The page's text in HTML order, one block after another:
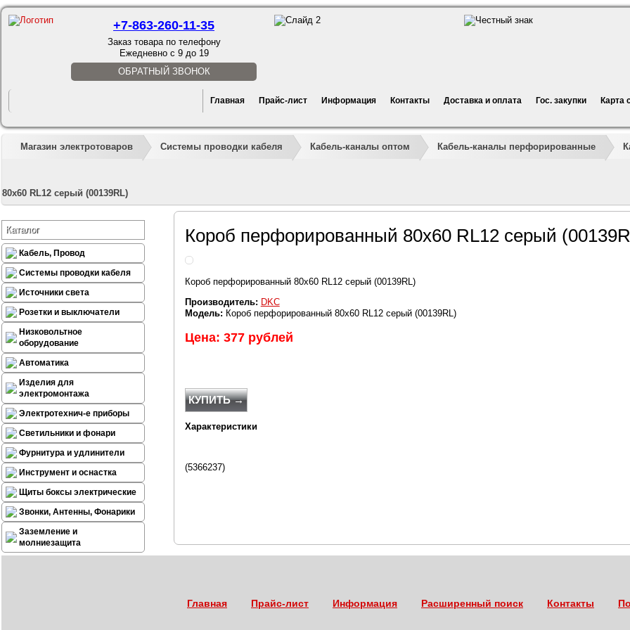
+7-863-260-11-35
Заказ товара по телефону
Ежедневно с 9 до 19
ОБРАТНЫЙ ЗВОНОК
Главная Прайс-лист Информация Контакты Доставка и оплата Гос. закупки Карта
Магазин электротоваров Системы проводки кабеля Кабель-каналы оптом Кабель-каналы перфорированные
80x60 RL12 серый (00139RL)
Каталог
Кабель, Провод
Системы проводки кабеля
Источники света
Розетки и выключатели
Низковольтное
оборудование
Автоматика
Изделия для
электромонтажа
Электротехнич-е приборы
Светильники и фонари
Фурнитура и удлинители
Инструмент и оснастка
Щиты боксы электрические
Звонки, Антенны, Фонарики
Заземление и
молниезащита
Короб перфорированный 80x60 RL12 серый
Короб перфорированный 80x60 RL12 серый (00139RL)
Производитель: DKC
Модель: Короб перфорированный 80x60 RL12 серый (00139RL)
Цена: 377 рублей
КУПИТЬ →
Характеристики
(5366237)
Главная Прайс-лист Информация Расширенный поиск Контакты